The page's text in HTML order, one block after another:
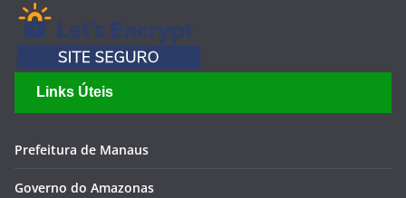
Links Úteis
Prefeitura de Manaus
Governo do Amazonas